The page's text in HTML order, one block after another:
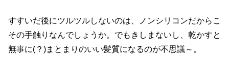
すすいだ後にツルツルしないのは、ノンシリコンだからこ
その手触りなんでしょうか。でもきしまないし、乾かすと
無事に(？)まとまりのいい髪質になるのが不思議～。